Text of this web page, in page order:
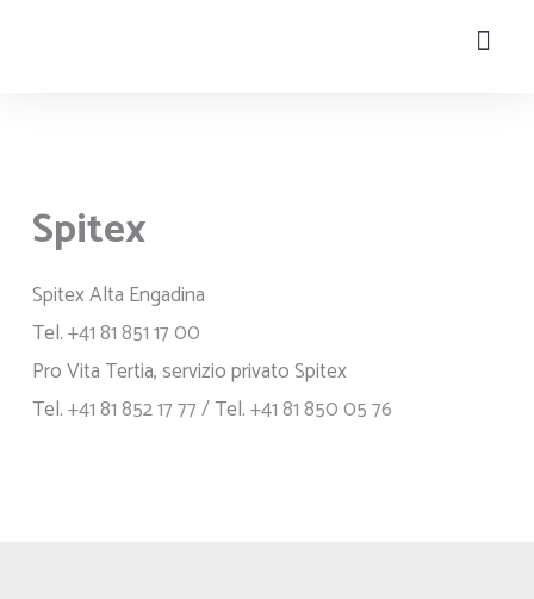
Spitex
Spitex Alta Engadina
Tel.+41 81 851 17 00
Pro Vita Tertia, servizio privato Spitex
Tel.+41 81 852 17 77 /Tel.+41 81 850 05 76